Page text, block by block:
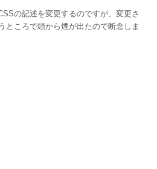
の記述を変更するのですが、変更さ
ところで頭から煙が出たので断念しま